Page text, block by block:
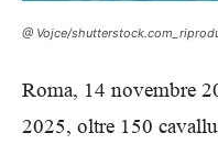
@ Vojce/
Roma, 14 novembre
2025, oltre 150